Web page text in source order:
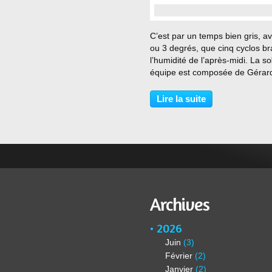
C’est par un temps bien gris,
ou 3 degrés, que cinq cyclos
l’humidité de l’après-midi. La
équipe est composée de
Vers St Paul de Varces, nous
le plaisir de croiser deux
Lire la suite
Archives
2026
Juin (3)
Février (2)
Janvier (2)